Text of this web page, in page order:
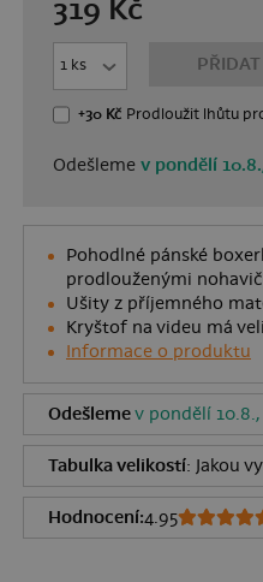
319 Kč
+30 Kč Prodloužit lhůtu
Odešleme v pondělí
Pohodlné pánské
prodlouženými
Ušity z příjemného
Kryštof na videu má
Informace o produktu
Odešlemev pondělí 10.8.,
Tabulka velikostí: Jakou
Hodnocení:4.95